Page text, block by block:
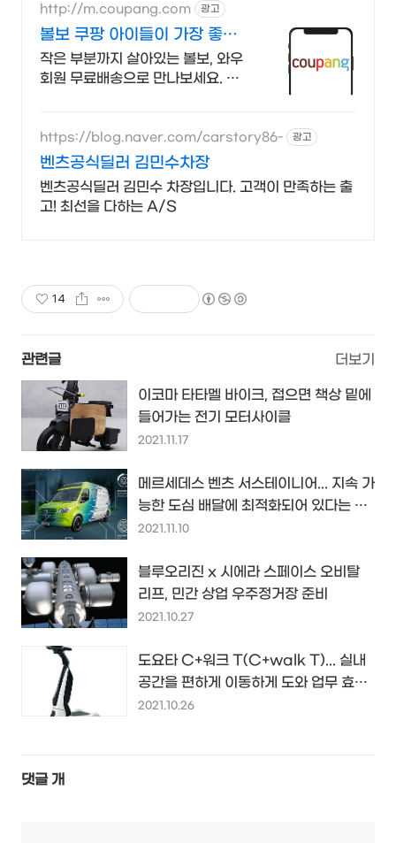
http://m.coupang.com 광고
볼보 쿠팡 아이들이 가장 좋아
하는 선물
작은 부분까지 살아있는 볼보, 와우
회원 무료배송으로 만나보세요. 아
세요.
https://blog.naver.com/carstory86- 광고
벤츠공식딜러 김민수차장
벤츠공식딜러 김민수 차장입니다. 고객이 만족하는 출
고! 최선을 다하는 A/S
14
관련글 더보기
이코마 타타멜 바이크, 접으면 책상 밑에
들어가는 전기 모터사이클
2021.11.17
메르세데스 벤츠 서스테이니어... 지속 가
능한 도심 배달에 최적화되어 있다는 친
환경 배달용 밴 콘셉트...
2021.11.10
블루오리진 x 시에라 스페이스 오비탈
리프, 민간 상업 우주정거장 준비
2021.10.27
도요타 C+워크 T(C+walk T)... 실내
공간을 편하게 이동하게 도와 업무 효율
을 높여줄 삼륜 전동 스쿠터...
2021.10.26
댓글 개